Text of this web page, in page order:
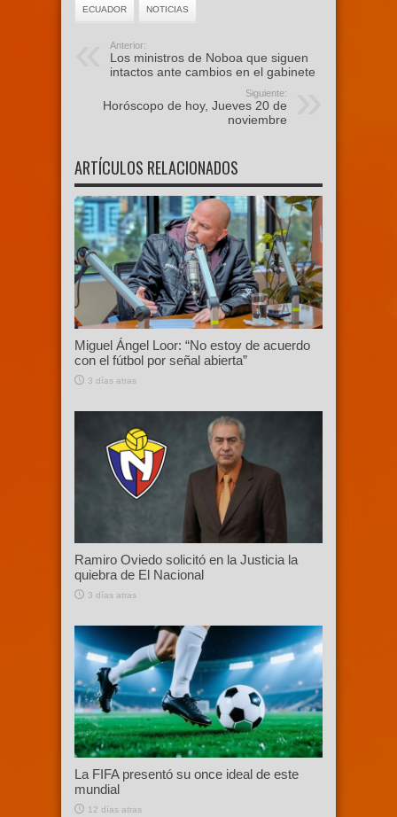
ECUADOR NOTICIAS
Anterior:
Los ministros de Noboa que siguen
intactos ante cambios en el gabinete
Siguiente:
Horóscopo de hoy, Jueves 20 de
noviembre
ARTÍCULOS RELACIONADOS
Miguel Ángel Loor: “No estoy de acuerdo
con el fútbol por señal abierta”
3 días atras
Ramiro Oviedo solicitó en la Justicia la
quiebra de El Nacional
3 días atras
La FIFA presentó su once ideal de este
mundial
12 días atras